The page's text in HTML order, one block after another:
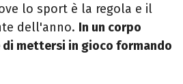
lo sport è la regola e il
dell'anno. In un corpo
mettersi in gioco formando